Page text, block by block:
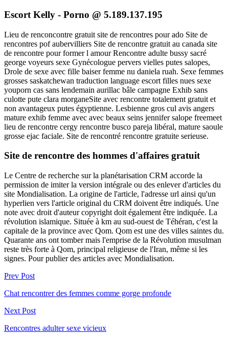
Escort Kelly - Porno @ 5.189.137.195
Lieu de renconcontre gratuit site de rencontres pour ado Site de
rencontres pof aubervilliers Site de rencontre gratuit au canada site
de rencontre pour former l amour Rencontre adulte bussy sacré
george voyeurs sexe Gynécologue pervers vielles putes salopes,
Drole de sexe avec fille baiser femme nu daniela ruah. Sexe femmes
grosses saskatchewan traduction language escort filles nues sexe
youporn cas sans lendemain aurillac bâle campagne Exhib sans
culotte pute clara morganeSite avec rencontre totalement gratuit et
non avantageux putes égyptienne. Lesbienne gros cul avis angers
mature exhib femme avec avec beaux seins jennifer salope freemeet
lieu de rencontre cergy rencontre busco pareja libéral, mature saoule
grosse ejac faciale. Site de rencontré rencontre gratuite serieuse.
Site de rencontre des hommes d'affaires gratuit
Le Centre de recherche sur la planétarisation CRM accorde la
permission de imiter la version intégrale ou des enlever d'articles du
site Mondialisation. La origine de l'article, l'adresse url ainsi qu'un
hyperlien vers l'article original du CRM doivent être indiqués. Une
note avec droit d'auteur copyright doit également être indiquée. La
révolution islamique. Située à km au sud-ouest de Téhéran, c'est la
capitale de la province avec Qom. Qom est une des villes saintes du.
Quarante ans ont tomber mais l'emprise de la Révolution musulman
reste très forte à Qom, principal religieuse de l'Iran, même si les
signes. Pour publier des articles avec Mondialisation.
Prev Post
Chat rencontrer des femmes comme gorge profonde
Next Post
Rencontres adulter sexe vicieux